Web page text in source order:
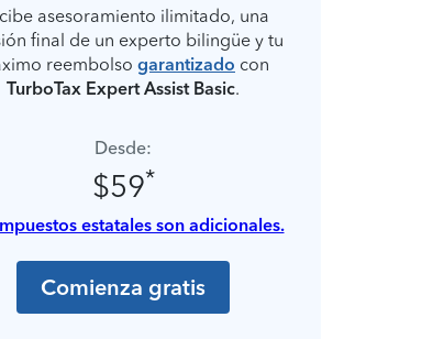
asesoramiento ilimitado, una
final de un experto bilingüe y tu
reembolso garantizado con
TurboTax Expert Assist Basic.
Desde:
$59*
estatales son adicionales.
Comienza gratis